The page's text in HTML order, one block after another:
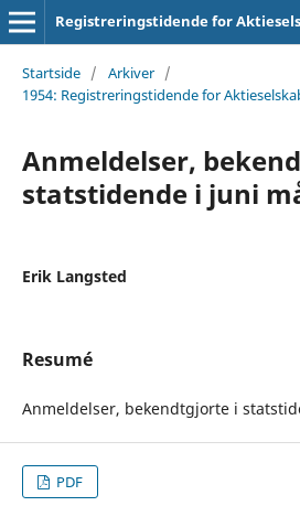
Startside / Arkiver /
1954: Registreringstidende for
Anmeldelser,
statstidende i juni
Erik Langsted
Resumé
Anmeldelser, bekendtgjorte i
PDF